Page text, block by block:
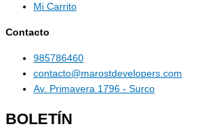
Mi Carrito
Contacto
985786460
contacto@marostdevelopers.com
Av. Primavera 1796 - Surco
BOLETÍN